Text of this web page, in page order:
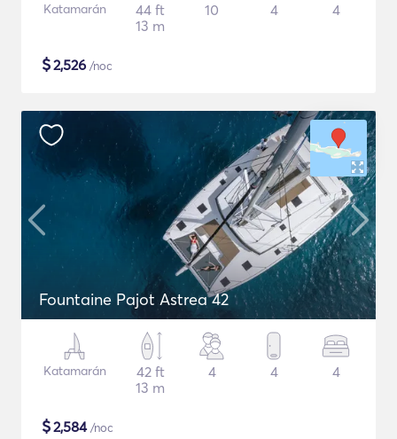
Katamarán
44 ft
13 m
10 4 4
$2,526 /noc
Fountaine Pajot Astrea 42
Katamarán
42 ft
13 m
4 4 4
$2,584/noc